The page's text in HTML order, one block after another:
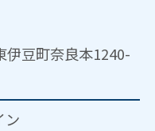
豆町奈良本1240-
ン